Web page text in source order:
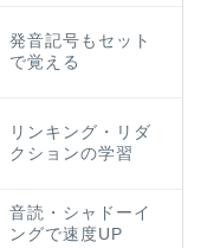
発音記号もセット
で覚える
リンキング・リダ
クションの学習
音読・シャドーイ
ングで速度UP